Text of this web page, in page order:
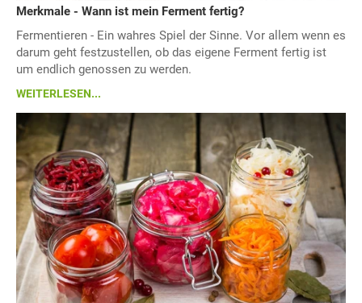
Merkmale - Wann ist mein Ferment fertig?
Fermentieren - Ein wahres Spiel der Sinne. Vor allem wenn es
darum geht festzustellen, ob das eigene Ferment fertig ist
um endlich genossen zu werden.
WEITERLESEN...